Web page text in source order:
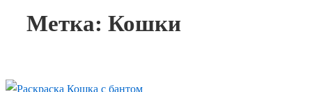
Метка: Кошки